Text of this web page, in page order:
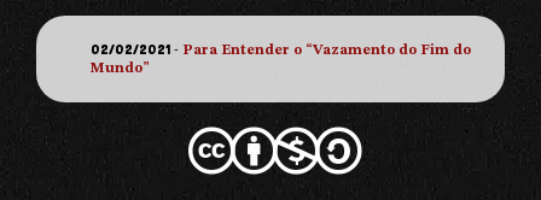
02/02/2021 - Para Entender o “Vazamento do Fim do
Mundo”